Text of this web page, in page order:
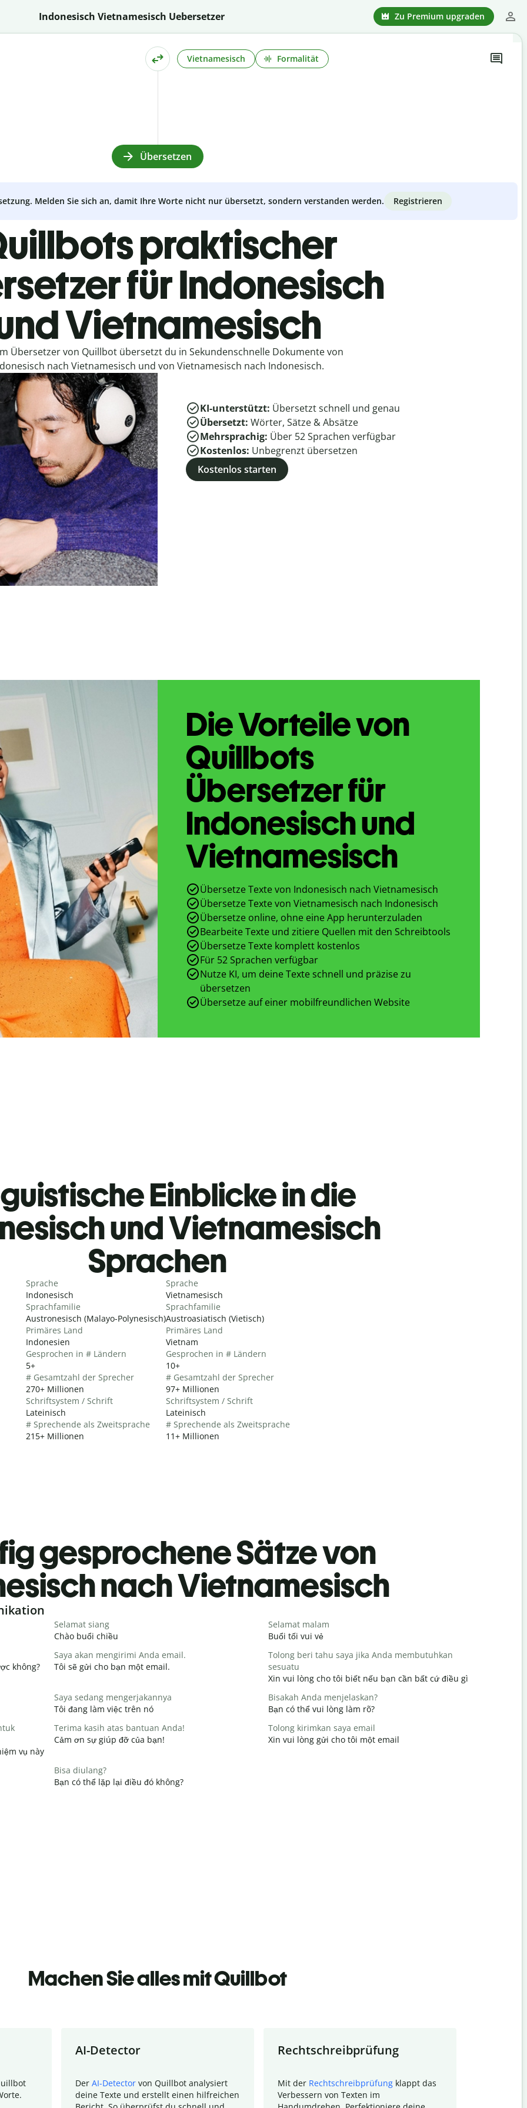
Indonesisch Vietnamesisch Uebersetzer Zu Premium upgraden
Vietnamesisch Formalität
Übersetzen
Melden Sie sich an, damit Ihre Worte nicht nur übersetzt, sondern verstanden werden. Registrieren
praktischer
für Indonesisch
Vietnamesisch
Übersetzer von Quillbot übersetzt du in Sekundenschnelle Dokumente von
nach Vietnamesisch und von Vietnamesisch nach Indonesisch.
KI-unterstützt: Übersetzt schnell und genau
Übersetzt: Wörter, Sätze & Absätze
Mehrsprachig: Über 52Sprachen verfügbar
Kostenlos: Unbegrenzt übersetzen
Kostenlos starten
Die Vorteile von
Quillbots
Übersetzer für
Indonesisch und
Vietnamesisch
Übersetze Texte von Indonesisch nach Vietnamesisch
Übersetze Texte von Vietnamesisch nach Indonesisch
Übersetze online, ohne eine App herunterzuladen
Bearbeite Texte und zitiere Quellen mit den Schreibtools
Übersetze Texte komplett kostenlos
Für 52 Sprachen verfügbar
Nutze KI, um deine Texte schnell und präzise zu
übersetzen
Übersetze auf einer mobilfreundlichen Website
Einblicke in die
und Vietnamesisch
Sprachen
Sprache
Indonesisch
Sprachfamilie
Austronesisch (Malayo-Polynesisch)
Primäres Land
Indonesien
Gesprochen in # Ländern
5+
# Gesamtzahl der Sprecher
270+ Millionen
Schriftsystem / Schrift
Lateinisch
# Sprechende als Zweitsprache
215+ Millionen
Sprache
Vietnamesisch
Sprachfamilie
Austroasiatisch (Vietisch)
Primäres Land
Vietnam
Gesprochen in # Ländern
10+
# Gesamtzahl der Sprecher
97+ Millionen
Schriftsystem / Schrift
Lateinisch
# Sprechende als Zweitsprache
11+ Millionen
gesprochene Sätze von
nach Vietnamesisch
Selamat siang
Chào buổi chiều
Selamat malam
Buổi tối vui vẻ
không?
Saya akan mengirimi Anda email.
Tôi sẽ gửi cho bạn một email.
Tolong beri tahu saya jika Anda membutuhkan
sesuatu
Xin vui lòng cho tôi biết nếu bạn cần bất cứ điều gì
Saya sedang mengerjakannya
Tôi đang làm việc trên nó
Bisakah Anda menjelaskan?
Bạn có thể vui lòng làm rõ?
vụ này
Terima kasih atas bantuan Anda!
Cảm ơn sự giúp đỡ của bạn!
Tolong kirimkan saya email
Xin vui lòng gửi cho tôi một email
Bisa diulang?
Bạn có thể lặp lại điều đó không?
Machen Sie alles mit Quillbot
AI-Detector
Der AI-Detector von Quillbot analysiert
deine Texte und erstellt einen hilfreichen
Rechtschreibprüfung
Mit der Rechtschreibprüfung klappt das
Verbessern von Texten im